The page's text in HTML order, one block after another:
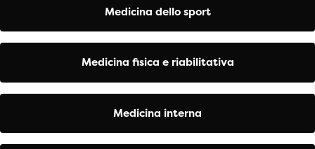
Medicina dello sport
Medicina fisica e riabilitativa
Medicina interna